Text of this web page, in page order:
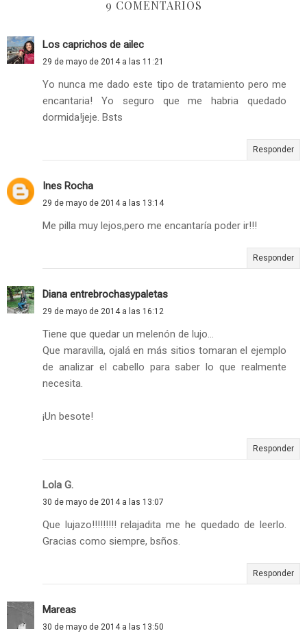
9 COMENTARIOS
Los caprichos de ailec
29 de mayo de 2014 a las 11:21
Yo nunca me dado este tipo de tratamiento pero me
encantaria! Yo seguro que me habria quedado
dormida!jeje. Bsts
Responder
Ines Rocha
29 de mayo de 2014 a las 13:14
Me pilla muy lejos,pero me encantaría poder ir!!!
Responder
Diana entrebrochasypaletas
29 de mayo de 2014 a las 16:12
Tiene que quedar un melenón de lujo...
Que maravilla, ojalá en más sitios tomaran el ejemplo
de analizar el cabello para saber lo que realmente
necesita.
¡Un besote!
Responder
Lola G.
30 de mayo de 2014 a las 13:07
Que lujazo!!!!!!!!! relajadita me he quedado de leerlo.
Gracias como siempre, bsños.
Responder
Mareas
30 de mayo de 2014 a las 13:50